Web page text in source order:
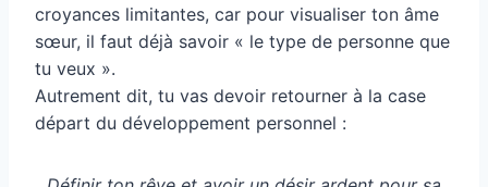
croyances limitantes, car pour visualiser ton âme
sœur, il faut déjà savoir « le type de personne que
tu veux ».
Autrement dit, tu vas devoir retourner à la case
départ du développement personnel :